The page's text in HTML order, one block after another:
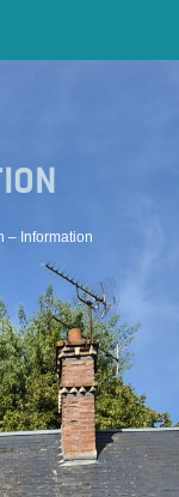
– Information